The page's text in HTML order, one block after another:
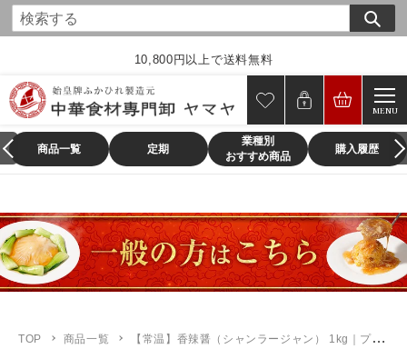
コ
ン
ツ
ス
キ
プ
す
る
10,800円以上で送料無料
MENU
商品一覧 定期
業種別
おすすめ商品
購入履歴
TOP 商品一覧 【常温】香辣醤（シャンラージャン） 1kg｜プロの味